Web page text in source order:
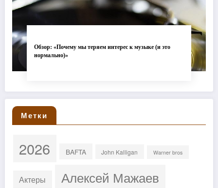
Обзор: «Почему мы теряем интерес к музыке (и это
нормально)»
Метки
2026 BAFTA John Kalligan Warner bros
Актеры Алексей Мажаев